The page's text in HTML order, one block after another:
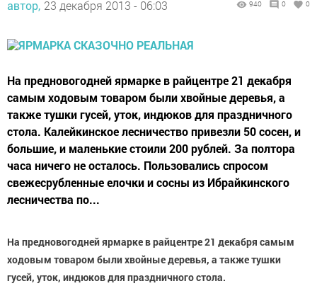
автор, 23 декабря 2013 - 06:03 940 0 0
На предновогодней ярмарке в райцентре 21 декабря
самым ходовым товаром были хвойные деревья, а
также тушки гусей, уток, индюков для праздничного
стола. Калейкинское лесничество привезли 50 сосен, и
большие, и маленькие стоили 200 рублей. За полтора
часа ничего не осталось. Пользовались спросом
свежесрубленные елочки и сосны из Ибрайкинского
лесничества по...
На предновогодней ярмарке в райцентре 21 декабря самым
ходовым товаром были хвойные деревья, а также тушки
гусей, уток, индюков для праздничного стола.